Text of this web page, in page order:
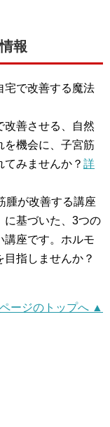
報
宅で改善する魔法
改善させる、自然
を機会に、子宮筋
みませんか？ 詳
腫が改善する講座
に基づいた、3つの
講座です。ホルモ
指しませんか？
ページのトップへ ▲